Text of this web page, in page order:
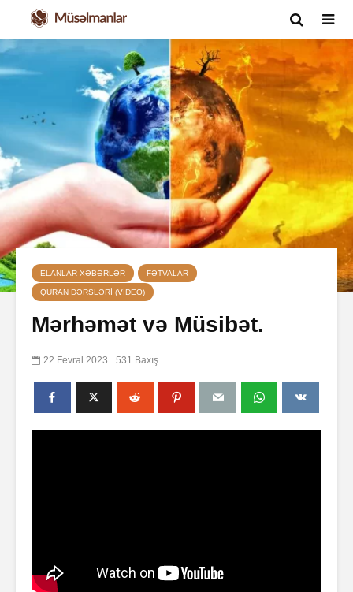
ELANLAR-XƏBƏRLƏR FƏTVALAR
QURAN DƏRSLƏRI (VIDEO)
Mərhəmət və Müsibət.
22 Fevral 2023 531 Baxış